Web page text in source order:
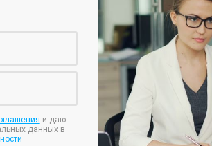
и даю
данных в